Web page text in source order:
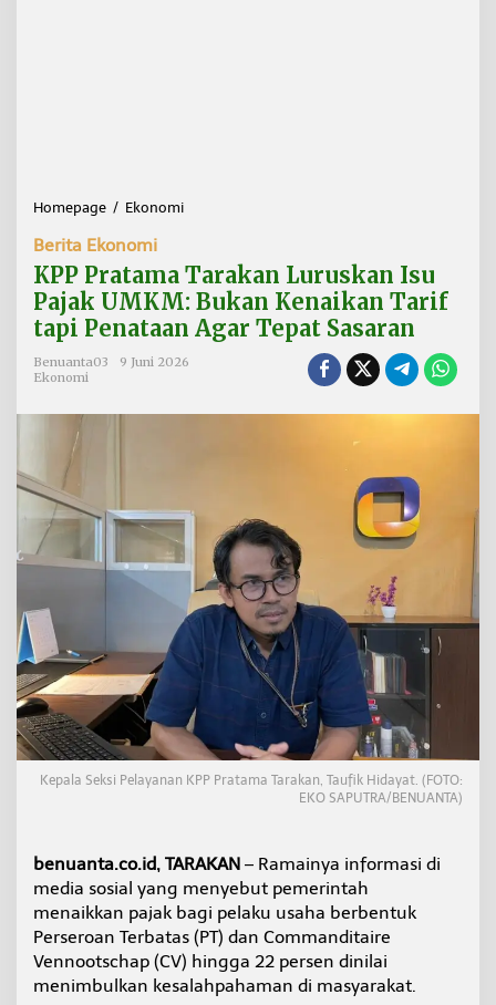
Homepage / Ekonomi
P
r
a
t
m
n
L
u
u
s
a
s
u
P
a
U
M
M
:
B
u
Berita Ekonomi
KPP Pratama Tarakan Luruskan Isu
Pajak UMKM: Bukan Kenaikan Tarif
tapi Penataan Agar Tepat Sasaran
Benuanta03
9 Juni 2026
Ekonomi
Kepala Seksi Pelayanan KPP Pratama Tarakan, Taufik Hidayat. (FOTO:
EKO SAPUTRA/BENUANTA)
benuanta.co.id, TARAKAN – Ramainya informasi di
media sosial yang menyebut pemerintah
menaikkan pajak bagi pelaku usaha berbentuk
Perseroan Terbatas (PT) dan Commanditaire
Vennootschap (CV) hingga 22 persen dinilai
menimbulkan kesalahpahaman di masyarakat.